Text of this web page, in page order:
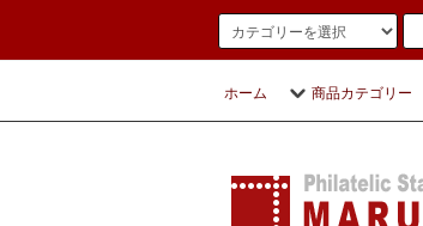
ホーム 商品カテゴリー